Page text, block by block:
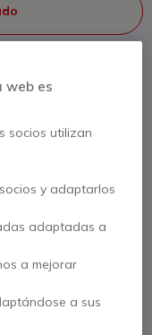
Linea gratuita
web es
socios utilizan
y adaptarlos
adaptadas a
a mejorar
a sus